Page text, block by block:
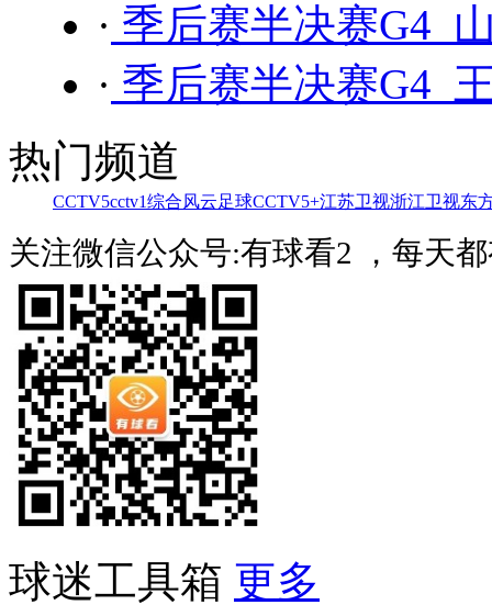
· 季后赛半决赛G4
· 季后赛半决赛G4
热门频道
CCTV5cctv1综合风云足球CCTV5+江苏卫视浙江卫视东
关注微信公众号:有球看2 ，每天
球迷工具箱 更多